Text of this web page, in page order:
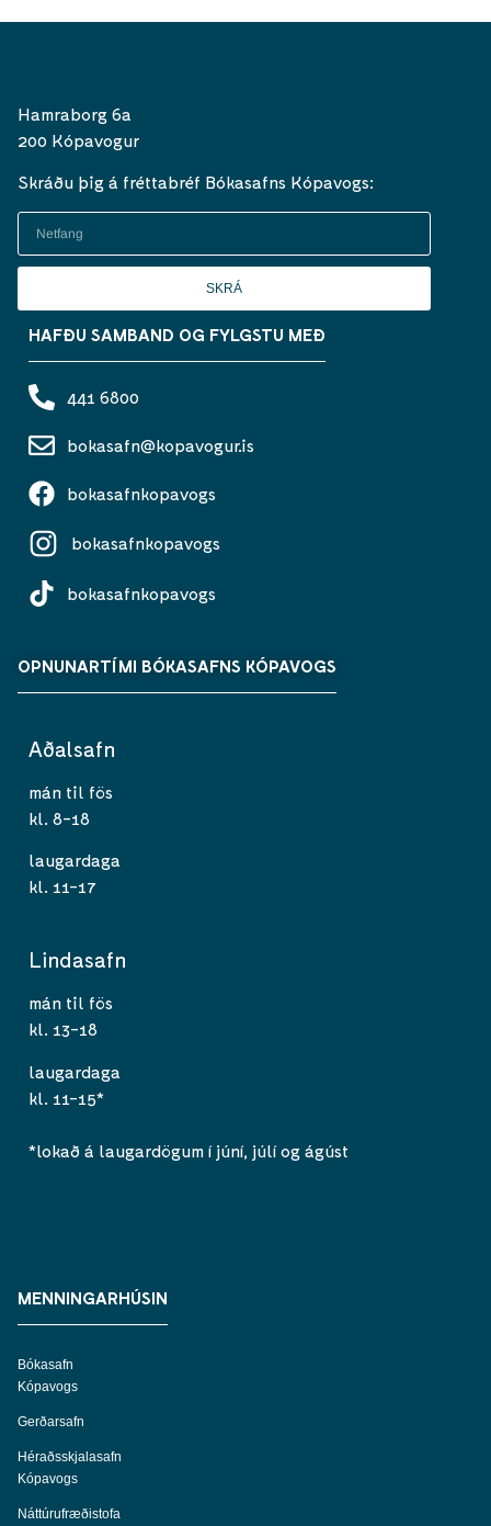
Hamraborg 6a
200 Kópavogur
Skráðu þig á fréttabréf Bókasafns Kópavogs:
SKRÁ
HAFÐU SAMBAND OG FYLGSTU MEÐ
441 6800
bokasafn@kopavogur.is
bokasafnkopavogs
bokasafnkopavogs
bokasafnkopavogs
OPNUNARTÍMI BÓKASAFNS KÓPAVOGS
Aðalsafn
mán til fös
kl. 8-18
laugardaga
kl. 11-17
Lindasafn
mán til fös
kl. 13-18
laugardaga
kl. 11-15*
*lokað á laugardögum í júní, júlí og ágúst
MENNINGARHÚSIN
Bókasafn
Kópavogs
Gerðarsafn
Héraðsskjalasafn
Kópavogs
Náttúrufræðistofa